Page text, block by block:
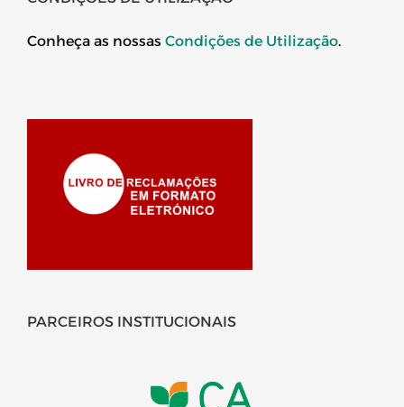
Conheça as nossas Condições de Utilização.
PARCEIROS INSTITUCIONAIS